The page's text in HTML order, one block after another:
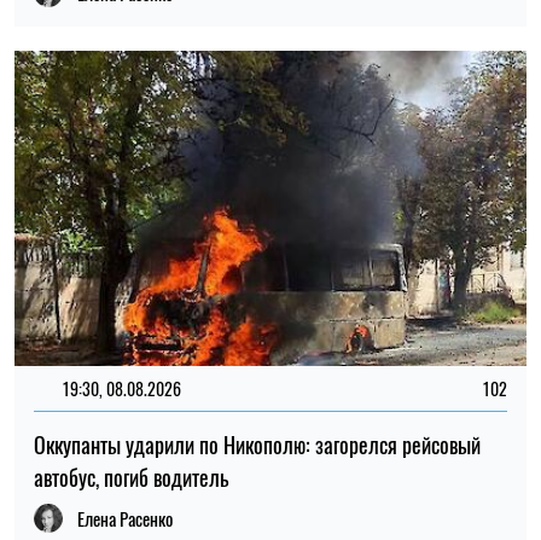
Елена Расенко
16:00, 08.08.2026
Российский удар унес жизни дедушки, бабушки и их внука